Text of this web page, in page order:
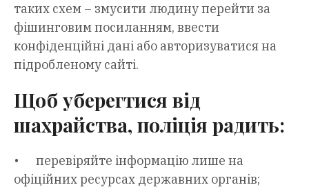
таких схем – змусити людину перейти за
фішинговим посиланням, ввести
конфіденційні дані або авторизуватися на
підробленому сайті.
Щоб уберегтися від
шахрайства, поліція радить:
• перевіряйте інформацію лише на
офіційних ресурсах державних органів;